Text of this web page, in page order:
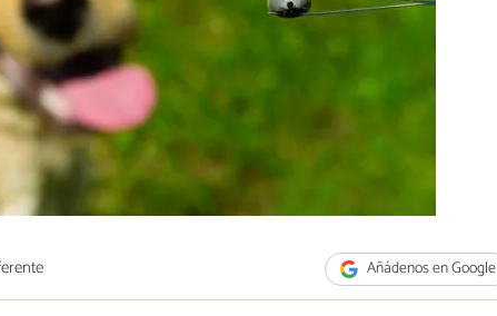
Añádenos en Google